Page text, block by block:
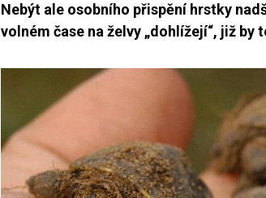
Nebýt ale osobního přispění hrstky
volném čase na želvy „dohlížejí“, již by